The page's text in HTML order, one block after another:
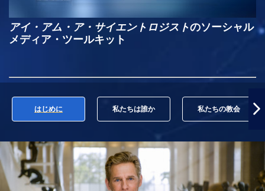
アイ・アム・ア・サイエントロジストのソーシャル
メディア・ツールキット
はじめに 私たちは誰か 私たちの教会